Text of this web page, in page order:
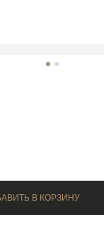
ДОБАВИТЬ В КОРЗИНУ